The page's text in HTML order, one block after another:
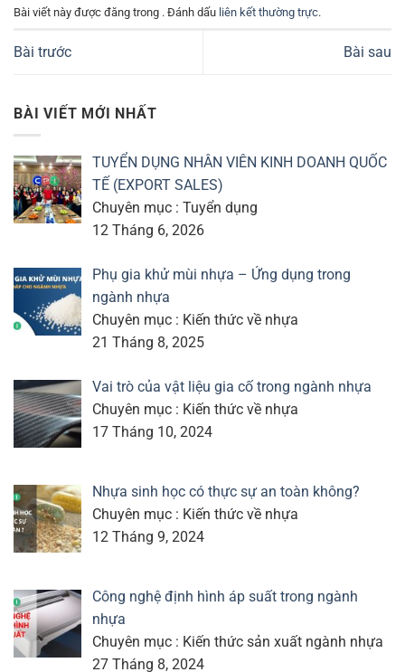
Bài viết này được đăng trong . Đánh dấu liên kết thường trực.
Bài trước Bài sau
BÀI VIẾT MỚI NHẤT
TUYỂN DỤNG NHÂN VIÊN KINH DOANH QUỐC
TẾ (EXPORT SALES)
Chuyên mục : Tuyển dụng
12 Tháng 6, 2026
Phụ gia khử mùi nhựa – Ứng dụng trong
ngành nhựa
Chuyên mục : Kiến thức về nhựa
21 Tháng 8, 2025
Vai trò của vật liệu gia cố trong ngành nhựa
Chuyên mục : Kiến thức về nhựa
17 Tháng 10, 2024
Nhựa sinh học có thực sự an toàn không?
Chuyên mục : Kiến thức về nhựa
12 Tháng 9, 2024
Công nghệ định hình áp suất trong ngành
nhựa
Chuyên mục : Kiến thức sản xuất ngành nhựa
27 Tháng 8, 2024